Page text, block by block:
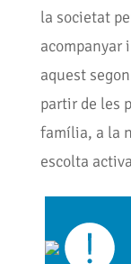
la societat
acompanyar
aquest
partir de les
família, a la
escolta